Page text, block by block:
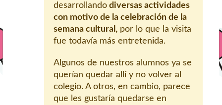
desarrollando diversas actividades
con motivo de la celebración de la
semana cultural, por lo que la visita
fue todavía más entretenida.
Algunos de nuestros alumnos ya se
querían quedar allí y no volver al
colegio. A otros, en cambio, parece
que les gustaría quedarse en